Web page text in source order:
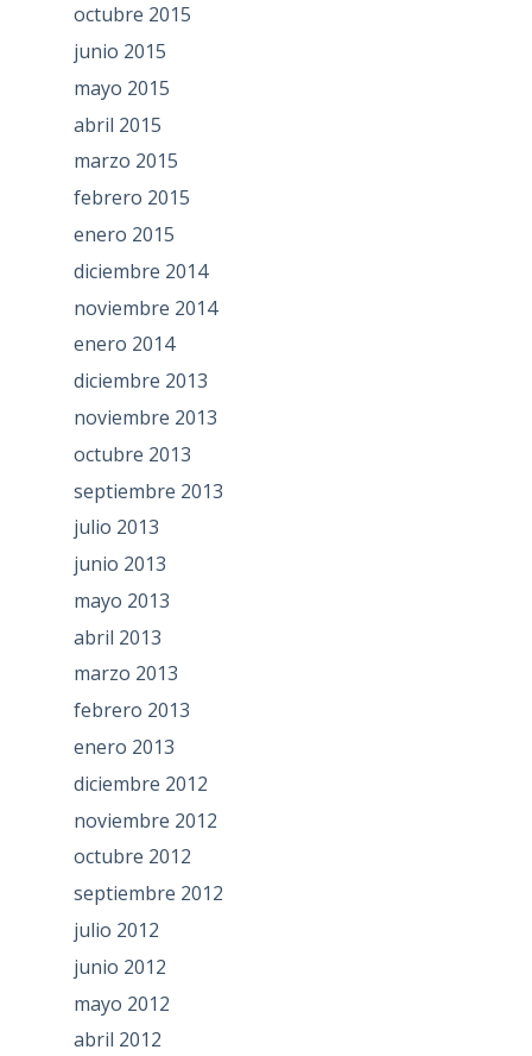
octubre 2015
junio 2015
mayo 2015
abril 2015
marzo 2015
febrero 2015
enero 2015
diciembre 2014
noviembre 2014
enero 2014
diciembre 2013
noviembre 2013
octubre 2013
septiembre 2013
julio 2013
junio 2013
mayo 2013
abril 2013
marzo 2013
febrero 2013
enero 2013
diciembre 2012
noviembre 2012
octubre 2012
septiembre 2012
julio 2012
junio 2012
mayo 2012
abril 2012